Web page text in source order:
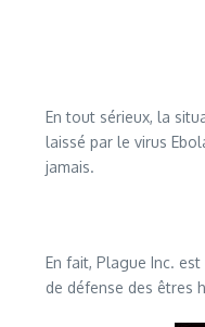
En tout sérieux, la
laissé par le virus
jamais.
En fait, Plague Inc.
de défense des êtres